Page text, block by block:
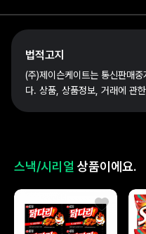
법적고지
(주)제이슨케이트는 통신판매
다. 상품, 상품정보, 거래에 관
스낵/시리얼 상품이에요.